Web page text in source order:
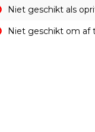
Niet geschikt als
Niet geschikt om af